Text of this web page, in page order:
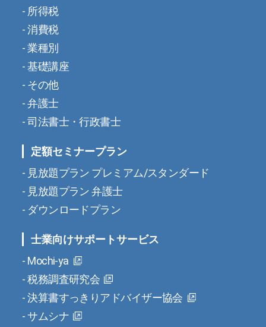
所得税
消費税
業種別
基礎講座
その他
弁護士
司法書士・行政書士
定額セミナープラン
見放題プラン プレミアム/スタンダード
見放題プラン 弁護士
ダウンロードプラン
士業向けサポートサービス
Mochi-ya
税務調査研究会
決算書すっきりアドバイザー協会
サムシナ